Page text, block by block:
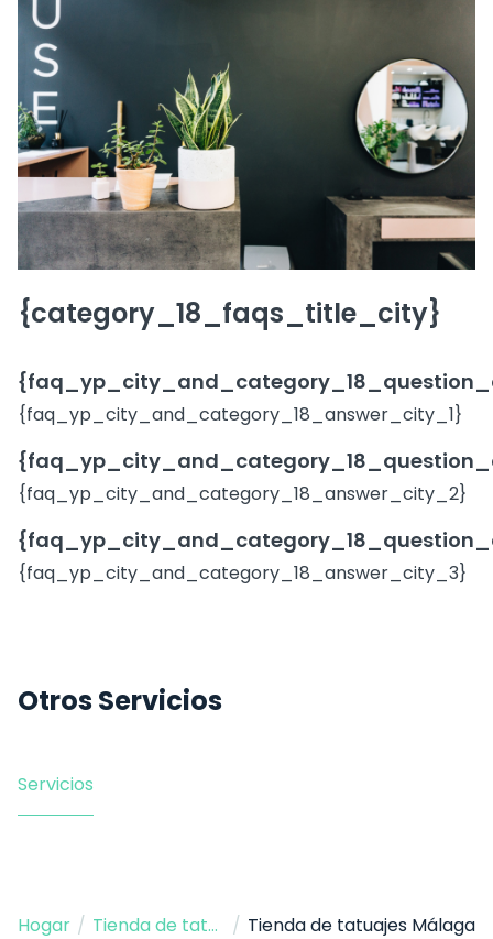
{category_18_faqs_title_city}
{faq_yp_city_and_category_18_answer_city_1}
{faq_yp_city_and_category_18_answer_city_2}
{faq_yp_city_and_category_18_answer_city_3}
Otros Servicios
Servicios
Hogar / Tienda de tatuajes / Tienda de tatuajes Málaga